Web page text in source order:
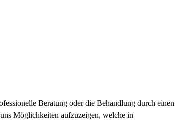
Beratung oder die Behandlung durch einen
Möglichkeiten aufzuzeigen, welche in